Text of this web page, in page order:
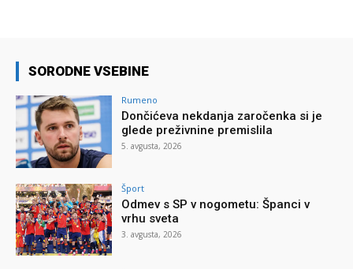
SORODNE VSEBINE
Rumeno
Dončićeva nekdanja zaročenka si je
glede preživnine premislila
5. avgusta, 2026
Šport
Odmev s SP v nogometu: Španci v
vrhu sveta
3. avgusta, 2026